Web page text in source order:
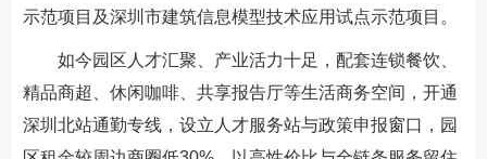
示范项目及深圳市建筑信息模型技术应用试点示范项目。
如今园区人才汇聚、产业活力十足，配套连锁餐饮、
精品商超、休闲咖啡、共享报告厅等生活商务空间，开通
深圳北站通勤专线，设立人才服务站与政策申报窗口，园